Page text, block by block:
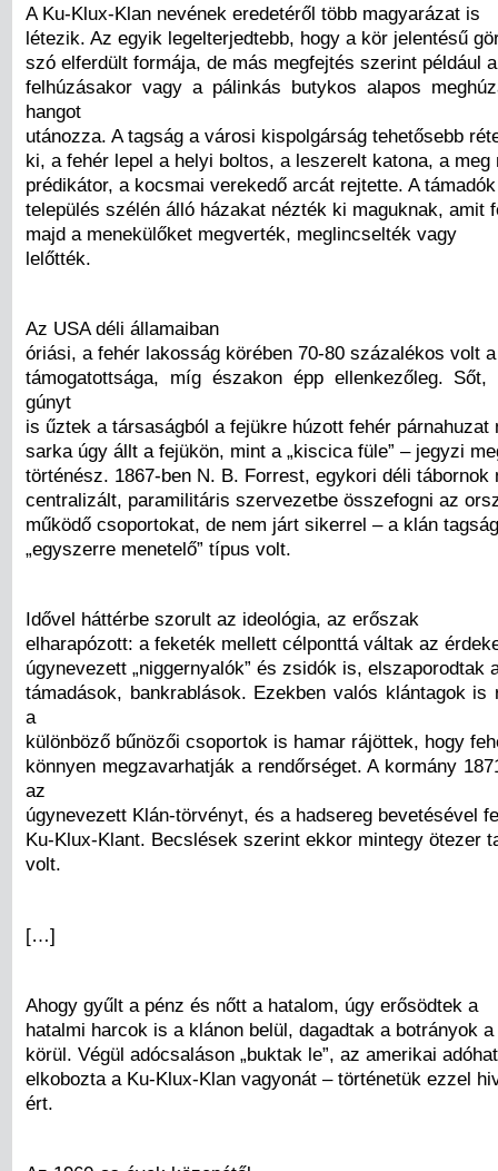
A Ku-Klux-Klan nevének eredetéről több magyarázat is
létezik. Az egyik legelterjedtebb, hogy a kör jelentésű
szó elferdült formája, de más megfejtés szerint például
felhúzásakor vagy a pálinkás butykos alapos
hangot
utánozza. A tagság a városi kispolgárság tehetősebb
ki, a fehér lepel a helyi boltos, a leszerelt katona, a meg
prédikátor, a kocsmai verekedő arcát rejtette. A
település szélén álló házakat nézték ki maguknak, amit
majd a menekülőket megverték, meglincselték vagy
lelőtték.
Az USA déli államaiban
óriási, a fehér lakosság körében 70-80 százalékos volt
támogatottsága, míg északon épp ellenkezőleg. Sőt,
gúnyt
is űztek a társaságból a fejükre húzott fehér párnahuzat
sarka úgy állt a fejükön, mint a „kiscica füle” – jegyzi
történész. 1867-ben N. B. Forrest, egykori déli tábornok
centralizált, paramilitáris szervezetbe összefogni az
működő csoportokat, de nem járt sikerrel – a klán
„egyszerre menetelő” típus volt.
Idővel háttérbe szorult az ideológia, az erőszak
elharapózott: a feketék mellett célponttá váltak az
úgynevezett „niggernyalók” és zsidók is, elszaporodtak
támadások, bankrablások. Ezekben valós klántagok is
a
különböző bűnözői csoportok is hamar rájöttek, hogy
könnyen megzavarhatják a rendőrséget. A kormány
az
úgynevezett Klán-törvényt, és a hadsereg bevetésével
Ku-Klux-Klant. Becslések szerint ekkor mintegy ötezer
volt.
[…]
Ahogy gyűlt a pénz és nőtt a hatalom, úgy erősödtek a
hatalmi harcok is a klánon belül, dagadtak a botrányok
körül. Végül adócsaláson „buktak le”, az amerikai
elkobozta a Ku-Klux-Klan vagyonát – történetük ezzel
ért.